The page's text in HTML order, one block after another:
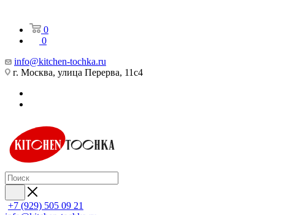
0
0
info@kitchen-tochka.ru
г. Москва, улица Перерва, 11с4
+7 (929) 505 09 21